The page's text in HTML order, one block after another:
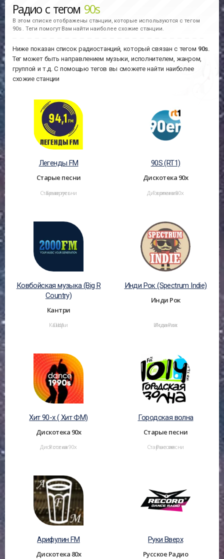
Радио с тегом 90s
В этом списке отображены станции, которые используются с тегом
90s . Теги помогут Вам найти наиболее схожие станции.
Ниже показан список радиостанций, который связан с тегом 90s.
Тег может быть направлением музыки, исполнителем, жанром,
группой и т.д. С помощью тегов вы сможете найти наиболее
схожие станции
Легенды FM
Старые песни
Старые песни
Беларусь
90S (RT1)
Дискотека 90х
Дискотека 90х
Германия
Ковбойская музыка (Big R
Country)
Кантри
Кантри
США
Инди Рок (Spectrum Indie)
Инди Рок
Инди Рок
Испания
Хит 90-х ( Хит ФМ)
Дискотека 90х
Дискотека 90х
Россия
Городская волна
Старые песни
Старые песни
Россия
Арифулин FM
Дискотека 80х
Руки Вверх
Русское Радио